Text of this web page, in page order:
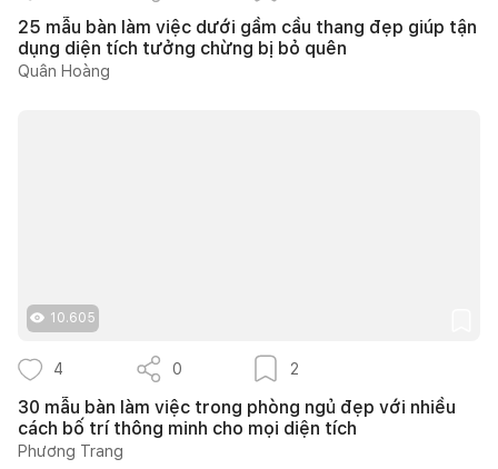
25 mẫu bàn làm việc dưới gầm cầu thang đẹp giúp tận
dụng diện tích tưởng chừng bị bỏ quên
Quân Hoàng
10.605
4 0 2
30 mẫu bàn làm việc trong phòng ngủ đẹp với nhiều
cách bố trí thông minh cho mọi diện tích
Phương Trang